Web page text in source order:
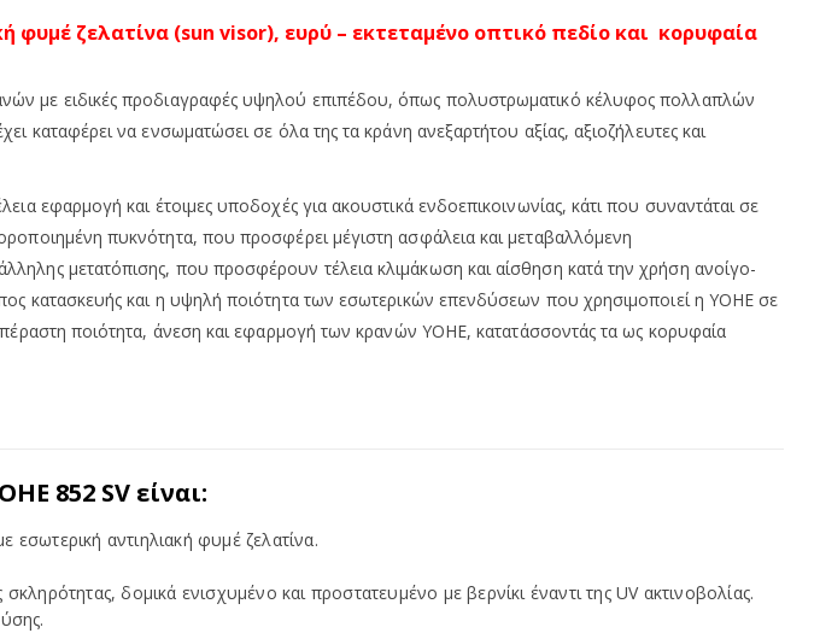
φυμέ ζελατίνα (sun visor), ευρύ – εκτεταμένο οπτικό πεδίο και κορυφαία
με ειδικές προδιαγραφές υψηλού επιπέδου, όπως πολυστρωματικό κέλυφος πολλαπλών
καταφέρει να ενσωματώσει σε όλα της τα κράνη ανεξαρτήτου αξίας, αξιοζήλευτες και
εφαρμογή και έτοιμες υποδοχές για ακουστικά ενδοεπικοινωνίας, κάτι που συναντάται σε
πυκνότητα, που προσφέρει μέγιστη ασφάλεια και μεταβαλλόμενη
μετατόπισης, που προσφέρουν τέλεια κλιμάκωση και αίσθηση κατά την χρήση ανοίγο-
κατασκευής και η υψηλή ποιότητα των εσωτερικών επενδύσεων που χρησιμοποιεί η YOHE σε
ποιότητα, άνεση και εφαρμογή των κρανών YOHE, κατατάσσοντάς τα ως κορυφαία
852 SV είναι:
εσωτερική αντιηλιακή φυμέ ζελατίνα.
δομικά ενισχυμένο και προστατευμένο με βερνίκι έναντι της UV ακτινοβολίας.